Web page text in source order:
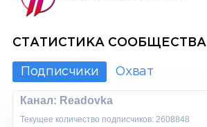
СТАТИСТИКА СООБЩЕСТВА
Подписчики Охват
Канал: Readovka
Текущее количество подписчиков: 2608848